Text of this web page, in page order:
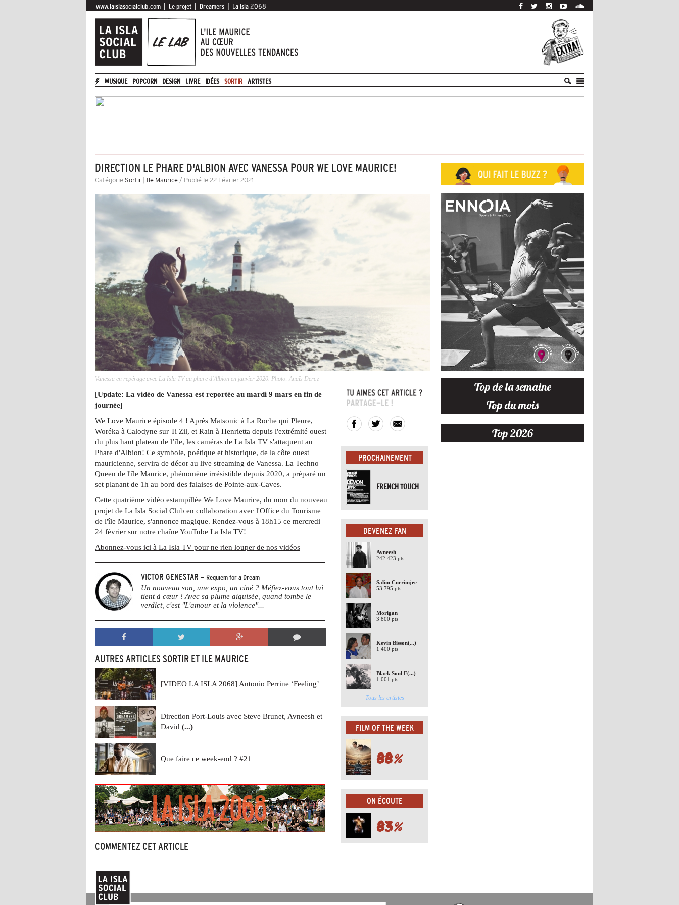
www.laislasocialclub.com Le projet Dreamers La Isla 2068
MUSIQUE POPCORN DESIGN LIVRE IDÉES SORTIR ARTISTES
DIRECTION LE PHARE D'ALBION AVEC VANESSA POUR WE LOVE MAURICE!
Catégorie Sortir Ile Maurice / Publié le 22 Février 2021
Vanessa en repérage avec La Isla TV au phare d'Albion en janvier 2020. Photo: Anaïs Dercy.
[Update: La vidéo de Vanessa est reportée au mardi 9 mars en fin de
journée]
We Love Maurice épisode 4 ! Après Matsonic à La Roche qui Pleure,
Woréka à Calodyne sur Ti Zil, et Rain à Henrietta depuis l'extrémité ouest
du plus haut plateau de l’île, les caméras de La Isla TV s'attaquent au
Phare d'Albion! Ce symbole, poétique et historique, de la côte ouest
mauricienne, servira de décor au live streaming de Vanessa. La Techno
Queen de l'île Maurice, phénomène irrésistible depuis 2020, a préparé un
set planant de 1h au bord des falaises de Pointe-aux-Caves.
Cette quatrième vidéo estampillée We Love Maurice, du nom du nouveau
projet de La Isla Social Club en collaboration avec l'Office du Tourisme
de l'île Maurice, s'annonce magique. Rendez-vous à 18h15 ce mercredi
24 février sur notre chaîne YouTube La Isla TV!
Abonnez-vous ici à La Isla TV pour ne rien louper de nos vidéos
VICTOR GENESTAR - Requiem for a Dream
Un nouveau son, une expo, un ciné ? Méfiez-vous tout lui
tient à cœur ! Avec sa plume aiguisée, quand tombe le
verdict, c'est "L'amour et la violence"...
AUTRES ARTICLES SORTIR ET ILE MAURICE
[VIDEO LA ISLA 2068] Antonio Perrine ‘Feeling’
Direction Port-Louis avec Steve Brunet, Avneesh et
David (...)
Que faire ce week-end ? #21
COMMENTEZ CET ARTICLE
PROCHAINEMENT
FRENCH TOUCH
DEVENEZ FAN
Avneesh
242 423 pts
Salim Currimjee
53 795 pts
Morigan
3 800 pts
Kevin Bisson(...)
1 400 pts
Black Soul F(...)
1 001 pts
Tous les artistes
FILM OF THE WEEK
88%
ON ÉCOUTE
83%
Top de la semaine
Top du mois
Top 2026